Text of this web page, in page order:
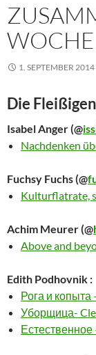
1. SEPTEMBER 2014
Die
Isabel Anger(@
Nachdenken
Fuchsy Fuchs(@
Kulturflatrate,
Achim Meurer(@
Above and
Edith Podhovnik :
Рога и копыта
Уборщица-
Естественное